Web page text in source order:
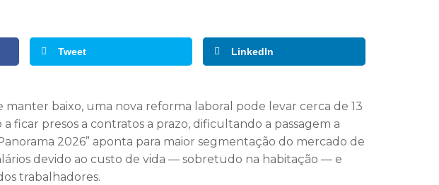
Tweet LinkedIn
manter baixo, uma nova reforma laboral pode levar cerca de 13
ficar presos a contratos a prazo, dificultando a passagem a
2026” aponta para maior segmentação do mercado de
devido ao custo de vida — sobretudo na habitação — e
trabalhadores.